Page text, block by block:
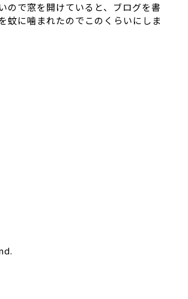
ので窓を開けていると、ブログを書
蚊に噛まれたのでこのくらいにしま